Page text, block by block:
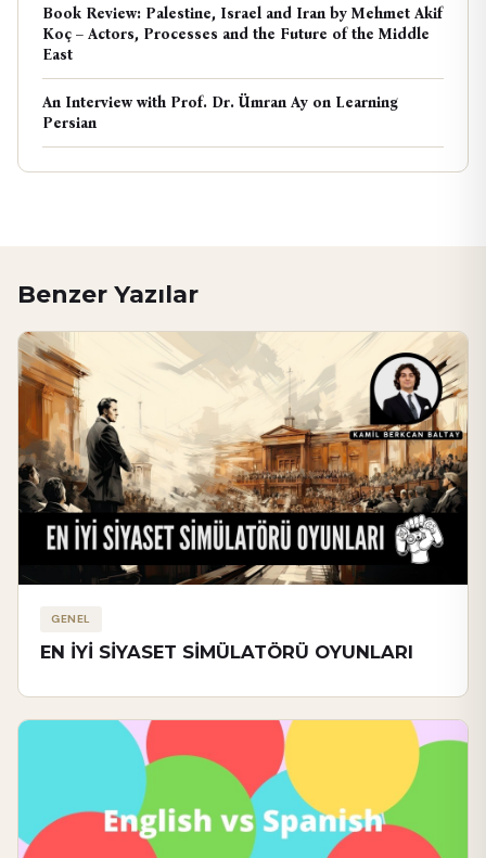
Book Review: Palestine, Israel and Iran by Mehmet Akif
Koç – Actors, Processes and the Future of the Middle
East
An Interview with Prof. Dr. Ümran Ay on Learning
Persian
Benzer Yazılar
GENEL
EN İYİ SİYASET SİMÜLATÖRÜ OYUNLARI